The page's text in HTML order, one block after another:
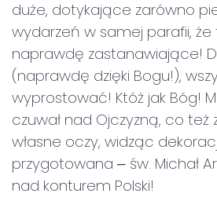
duże, dotykające zarówno
wydarzeń w samej parafii, że
naprawdę zastanawiające!
(naprawdę dzięki Bogu!),
wyprostować! Któż jak Bóg!
czuwał nad Ojczyzną, co
własne oczy, widząc
przygotowana ‒ św. Michał
nad konturem Polski!